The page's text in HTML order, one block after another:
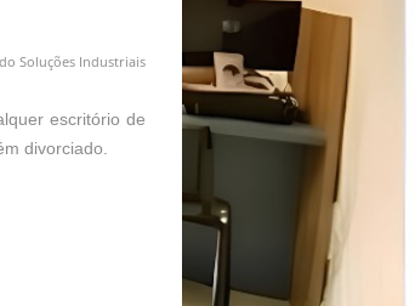
Soluções Industriais
escritório de
divorciado.